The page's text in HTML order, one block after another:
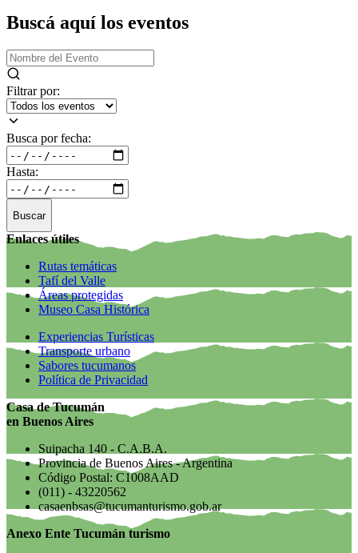
Buscá aquí los eventos
Filtrar por:
Busca por fecha:
Hasta:
Buscar
Enlaces útiles
Rutas temáticas
Tafí del Valle
Áreas protegidas
Museo Casa Histórica
Experiencias Turísticas
Transporte urbano
Sabores tucumanos
Política de Privacidad
Casa de Tucumán
en Buenos Aires
Suipacha 140 - C.A.B.A.
Provincia de Buenos Aires - Argentina
Código Postal: C1008AAD
(011) - 43220562
casaenbsas@tucumanturismo.gob.ar
Anexo Ente Tucumán turismo